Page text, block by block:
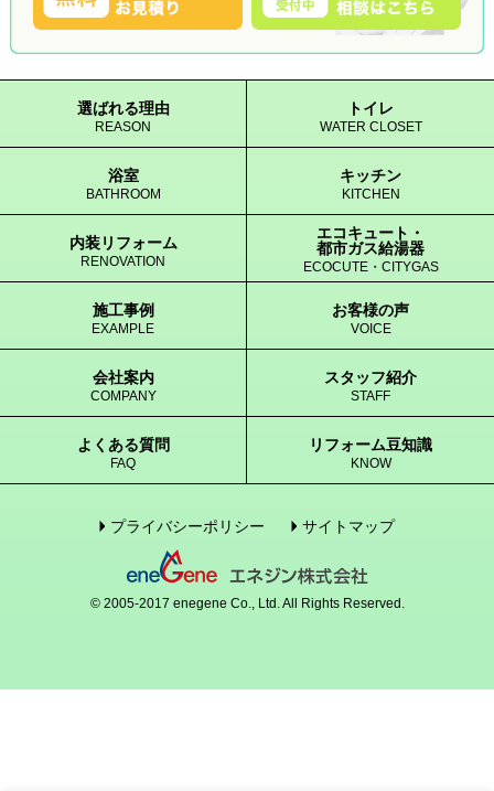
選ばれる理由
REASON
トイレ
WATER CLOSET
浴室
BATHROOM
キッチン
KITCHEN
内装リフォーム
RENOVATION
エコキュート・
都市ガス給湯器
ECOCUTE・CITYGAS
施工事例
EXAMPLE
お客様の声
VOICE
会社案内
COMPANY
スタッフ紹介
STAFF
よくある質問
FAQ
リフォーム豆知識
KNOW
プライバシーポリシー サイトマップ
© 2005-2017 enegene Co., Ltd. All Rights Reserved.